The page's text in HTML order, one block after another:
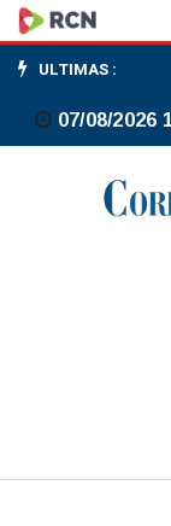
Decreto
inclui
Ligue
o
ULTIMAS :
07/08/2026